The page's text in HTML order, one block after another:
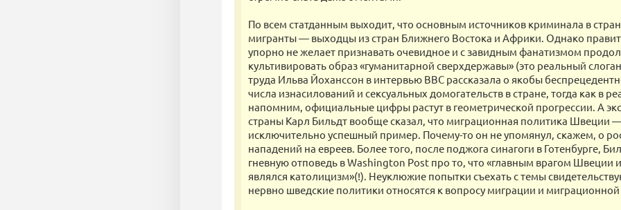
По всем статданным выходит, что основным источников криминала в
мигранты — выходцы из стран Ближнего Востока и Африки. Однако
упорно не желает признавать очевидное и с завидным фанатизмом
культивировать образ «гуманитарной сверхдержавы» (это реальный
труда Ильва Йоханссон в интервью BBC рассказала о якобы
числа изнасилований и сексуальных домогательств в стране, тогда как в
напомним, официальные цифры растут в геометрической прогрессии. А
страны Карл Бильдт вообще сказал, что миграционная политика Швеции
исключительно успешный пример. Почему-то он не упомянул, скажем, о
нападений на евреев. Более того, после поджога синагоги в Готенбурге,
гневную отповедь в Washington Post про то, что «главным врагом Швеции
являлся католицизм»(!). Неуклюжие попытки съехать с темы
нервно шведские политики относятся к вопросу миграции и миграционной